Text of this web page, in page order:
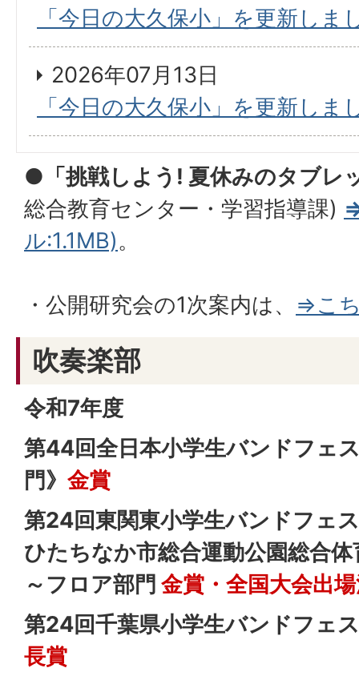
「今日の大久保小」を更新しま
2026年07月13日
「今日の大久保小」を更新しま
● 「挑戦しよう! 夏休みのタブレ
総合教育センター・学習指導課)
ル:1.1MB)。
・公開研究会の1次案内は、 ⇒こ
吹奏楽部
令和7年度
第44回全日本小学生バンドフェ
門》 金賞
第24回東関東小学生バンドフェ
ひたちなか市総合運動公園総合
～フロア部門 金賞・全国大会出
第24回千葉県小学生バンドフェ
長賞